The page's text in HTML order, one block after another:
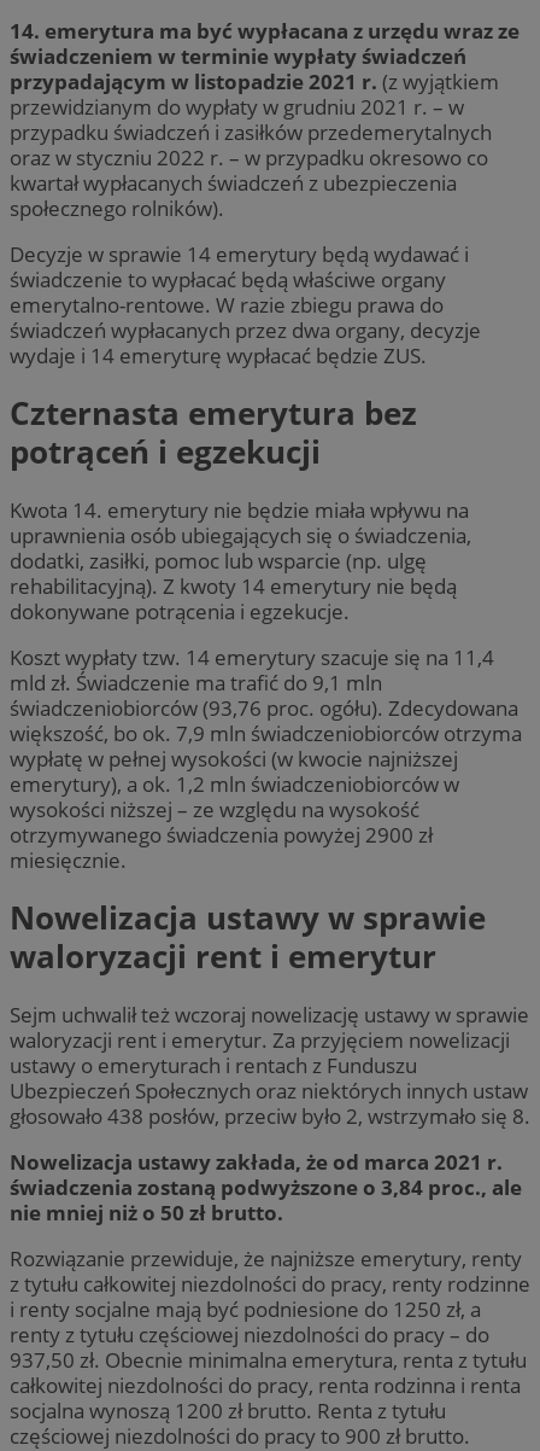
14. emerytura ma być wypłacana z urzędu wraz ze
świadczeniem w terminie wypłaty świadczeń
przypadającym w listopadzie 2021 r. (z wyjątkiem
przewidzianym do wypłaty w grudniu 2021 r. – w
przypadku świadczeń i zasiłków przedemerytalnych
oraz w styczniu 2022 r. – w przypadku okresowo co
kwartał wypłacanych świadczeń z ubezpieczenia
społecznego rolników).
Decyzje w sprawie 14 emerytury będą wydawać i
świadczenie to wypłacać będą właściwe organy
emerytalno-rentowe. W razie zbiegu prawa do
świadczeń wypłacanych przez dwa organy, decyzje
wydaje i 14 emeryturę wypłacać będzie ZUS.
Czternasta emerytura bez
potrąceń i egzekucji
Kwota 14. emerytury nie będzie miała wpływu na
uprawnienia osób ubiegających się o świadczenia,
dodatki, zasiłki, pomoc lub wsparcie (np. ulgę
rehabilitacyjną). Z kwoty 14 emerytury nie będą
dokonywane potrącenia i egzekucje.
Koszt wypłaty tzw. 14 emerytury szacuje się na 11,4
mld zł. Świadczenie ma trafić do 9,1 mln
świadczeniobiorców (93,76 proc. ogółu). Zdecydowana
większość, bo ok. 7,9 mln świadczeniobiorców otrzyma
wypłatę w pełnej wysokości (w kwocie najniższej
emerytury), a ok. 1,2 mln świadczeniobiorców w
wysokości niższej – ze względu na wysokość
otrzymywanego świadczenia powyżej 2900 zł
miesięcznie.
Nowelizacja ustawy w sprawie
waloryzacji rent i emerytur
Sejm uchwalił też wczoraj nowelizację ustawy w sprawie
waloryzacji rent i emerytur. Za przyjęciem nowelizacji
ustawy o emeryturach i rentach z Funduszu
Ubezpieczeń Społecznych oraz niektórych innych ustaw
głosowało 438 posłów, przeciw było 2, wstrzymało się 8.
Nowelizacja ustawy zakłada, że od marca 2021 r.
świadczenia zostaną podwyższone o 3,84 proc., ale
nie mniej niż o 50 zł brutto.
Rozwiązanie przewiduje, że najniższe emerytury, renty
z tytułu całkowitej niezdolności do pracy, renty rodzinne
i renty socjalne mają być podniesione do 1250 zł, a
renty z tytułu częściowej niezdolności do pracy – do
937,50 zł. Obecnie minimalna emerytura, renta z tytułu
całkowitej niezdolności do pracy, renta rodzinna i renta
socjalna wynoszą 1200 zł brutto. Renta z tytułu
częściowej niezdolności do pracy to 900 zł brutto.